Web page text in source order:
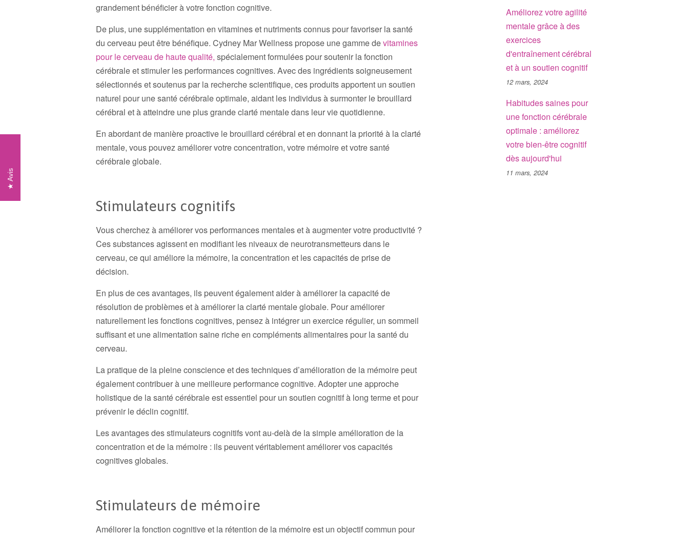
grandement bénéficier à votre fonction cognitive.
De plus, une supplémentation en vitamines et nutriments connus pour favoriser la santé
du cerveau peut être bénéfique. Cydney Mar Wellness propose une gamme devitamines
pour le cerveau de haute qualité, spécialement formulées pour soutenir la fonction
cérébrale et stimuler les performances cognitives. Avec des ingrédients soigneusement
sélectionnés et soutenus par la recherche scientifique, ces produits apportent un soutien
naturel pour une santé cérébrale optimale, aidant les individus à surmonter le brouillard
cérébral et à atteindre une plus grande clarté mentale dans leur vie quotidienne.
En abordant de manière proactive le brouillard cérébral et en donnant la priorité à la clarté
mentale, vous pouvez améliorer votre concentration, votre mémoire et votre santé
cérébrale globale.
Stimulateurs cognitifs
Vous cherchez à améliorer vos performances mentales et à augmenter votre productivité ?
Ces substances agissent en modifiant les niveaux de neurotransmetteurs dans le
cerveau, ce qui améliore la mémoire, la concentration et les capacités de prise de
décision.
En plus de ces avantages, ils peuvent également aider à améliorer la capacité de
résolution de problèmes et à améliorer la clarté mentale globale. Pour améliorer
naturellement les fonctions cognitives, pensez à intégrer un exercice régulier, un sommeil
suffisant et une alimentation saine riche en compléments alimentaires pour la santé du
cerveau.
La pratique de la pleine conscience et des techniques d’amélioration de la mémoire peut
également contribuer à une meilleure performance cognitive. Adopter une approche
holistique de la santé cérébrale est essentiel pour un soutien cognitif à long terme et pour
prévenir le déclin cognitif.
Les avantages des stimulateurs cognitifs vont au-delà de la simple amélioration de la
concentration et de la mémoire : ils peuvent véritablement améliorer vos capacités
cognitives globales.
Stimulateurs de mémoire
Améliorer la fonction cognitive et la rétention de la mémoire est un objectif commun pour
Améliorez votre agilité
mentale grâce à des
exercices
d'entraînement cérébral
et à un soutien cognitif
12 mars, 2024
Habitudes saines pour
une fonction cérébrale
optimale : améliorez
votre bien-être cognitif
dès aujourd'hui
11 mars, 2024
Avis